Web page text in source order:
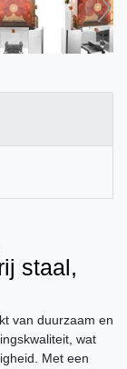
staal,
van duurzaam en
wat
Met een